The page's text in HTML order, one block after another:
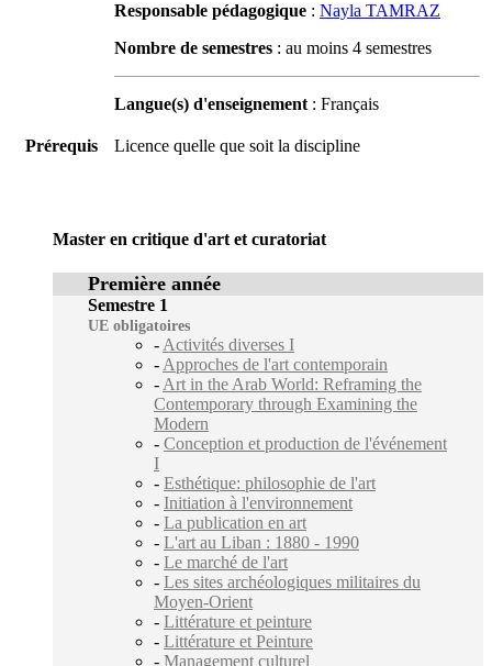
Responsable pédagogique : Nayla TAMRAZ
Nombre de semestres : au moins 4 semestres
Langue(s) d'enseignement : Français
Prérequis Licence quelle que soit la discipline
Master en critique d'art et curatoriat
Première année
Semestre 1
UE obligatoires
- Activités diverses I
- Approches de l'art contemporain
- Art in the Arab World: Reframing the
Contemporary through Examining the
Modern
- Conception et production de l'événement
I
- Esthétique: philosophie de l'art
- Initiation à l'environnement
- La publication en art
- L'art au Liban : 1880 - 1990
- Le marché de l'art
- Les sites archéologiques militaires du
Moyen-Orient
- Littérature et peinture
- Littérature et Peinture
- Management culturel